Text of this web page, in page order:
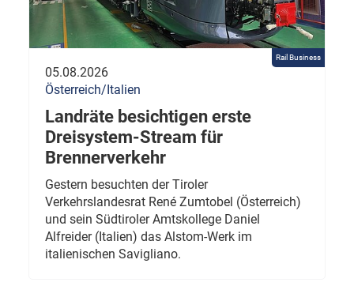
Rail Business
05.08.2026
Österreich/Italien
Landräte besichtigen erste
Dreisystem-Stream für
Brennerverkehr
Gestern besuchten der Tiroler
Verkehrslandesrat René Zumtobel (Österreich)
und sein Südtiroler Amtskollege Daniel
Alfreider (Italien) das Alstom-Werk im
italienischen Savigliano.